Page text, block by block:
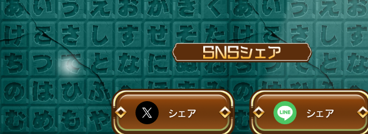
シェア シェア